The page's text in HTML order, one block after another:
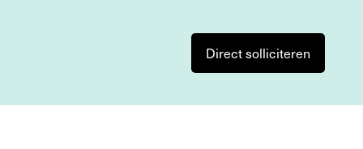
Direct solliciteren